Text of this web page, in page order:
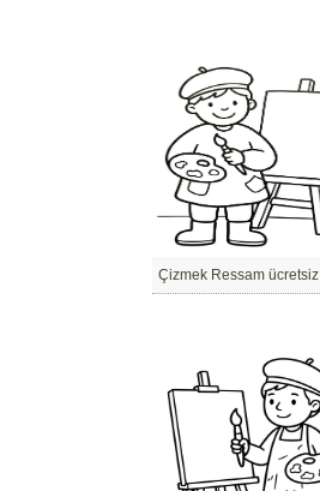
Çizmek Ressam ücretsiz